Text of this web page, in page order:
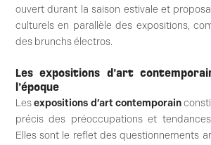
ouvert durant la saison estivale et
culturels en parallèle des expositions,
des brunchs électros.
Les expositions d’art
l’époque
Lesexpositions d’art contemporain
précis des préoccupations et
Elles sont le reflet des questionnements